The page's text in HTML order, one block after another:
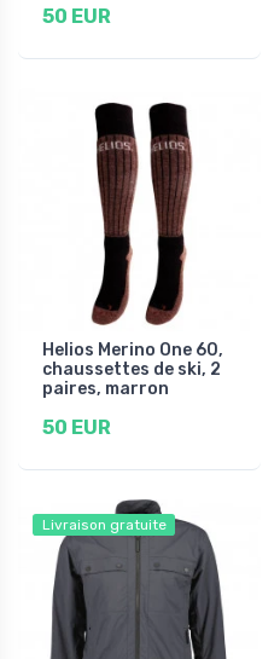
50 EUR
Helios Merino One 60,
chaussettes de ski, 2
paires, marron
50 EUR
Livraison gratuite